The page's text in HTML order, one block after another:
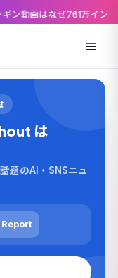
ンプレッションまで伸びた
は
題のAI・SNSニュ